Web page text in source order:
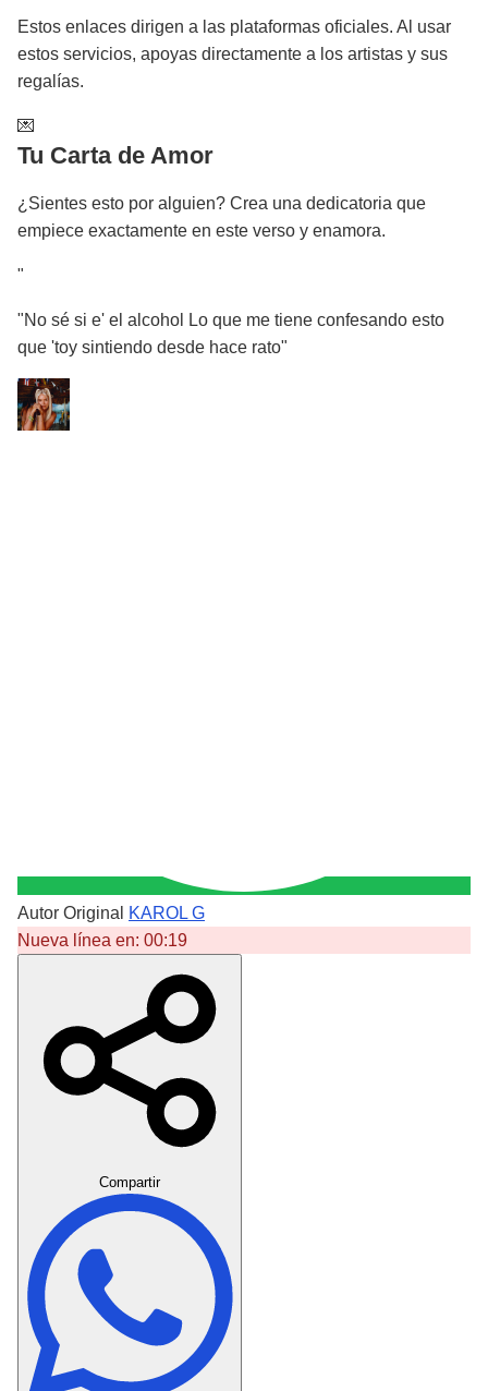
Estos enlaces dirigen a las plataformas oficiales. Al usar
estos servicios, apoyas directamente a los artistas y sus
regalías.
💌
Tu Carta de Amor
¿Sientes esto por alguien? Crea una dedicatoria que
empiece exactamente en este verso y enamora.
"
"No sé si e' el alcohol Lo que me tiene confesando esto
que 'toy sintiendo desde hace rato"
Autor Original
KAROL G
Nueva línea en: 00:19
Compartir